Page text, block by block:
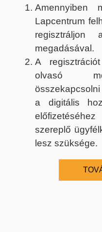
Amennyiben
Lapcentrum
regisztráljon
megadásával.
A
olvasó
a digitális
szereplő
lesz szüksége.